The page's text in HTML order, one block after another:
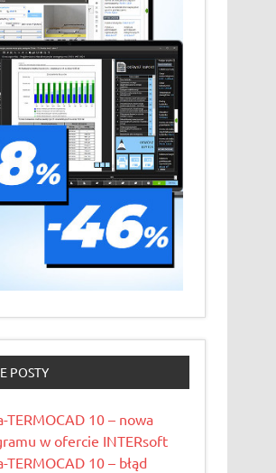
POSTY
TERMOCAD 10 – nowa
w ofercie INTERsoft
TERMOCAD 10 – błąd